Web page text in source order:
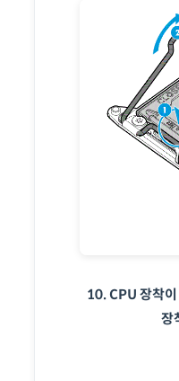
10. CPU 장착
장